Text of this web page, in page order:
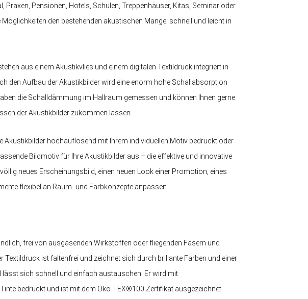
Praxen, Pensionen, Hotels, Schulen, Treppenhäuser, Kitas, Seminar oder
den bestehenden akustischen Mangel schnell und leicht in
aus einem Akustikvlies und einem digitalen Textildruck integriert in
den Aufbau der Akustikbilder wird eine enorm hohe Schallabsorption
die Schalldämmung im Hallraum gemessen und können Ihnen gerne
der Akustikbilder zukommen lassen.
Akustikbilder hochauflösend mit Ihrem individuellen Motiv bedruckt oder
Bildmotiv für Ihre Akustikbilder aus – die effektive und innovative
neues Erscheinungsbild, einen neuen Look einer Promotion, eines
flexibel an Raum- und Farbkonzepte anpassen
frei von ausgasenden Wirkstoffen oder fliegenden Fasern und
Textildruck ist faltenfrei und zeichnet sich durch brillante Farben und einer
sich schnell und einfach austauschen. Er wird mit
bedruckt und ist mit dem Öko-TEX®100 Zertifikat ausgezeichnet.